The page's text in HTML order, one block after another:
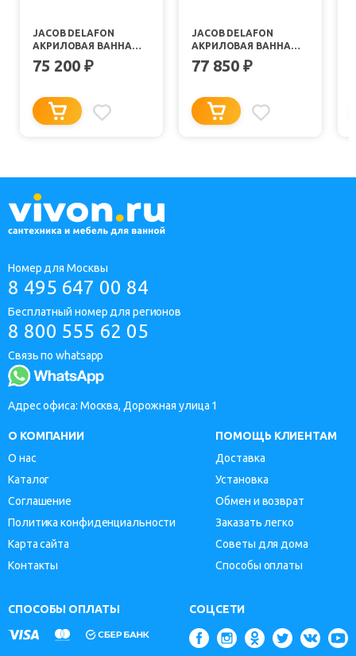
JACOB DELAFON
АКРИЛОВАЯ ВАННА
ODEON UP 150X70
E6060RU-00
75 200 ₽
JACOB DELAFON
АКРИЛОВАЯ ВАННА
ODEON UP 170Х75
E60491RU-00
77 850 ₽
Номер для Москвы
8 495 647 00 84
Бесплатный номер для регионов
8 800 555 62 05
Связь по whatsapp
Адрес офиса: Москва, Дорожная улица 1
О КОМПАНИИ
О нас
Каталог
Соглашение
Политика конфиденциальности
Карта сайта
Контакты
ПОМОЩЬ КЛИЕНТАМ
Доставка
Установка
Обмен и возврат
Заказать легко
Советы для дома
Способы оплаты
СПОСОБЫ ОПЛАТЫ СОЦСЕТИ